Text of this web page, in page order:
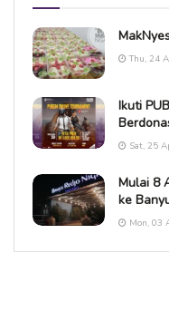
Thu, 24
Ikuti
Sat, 25
Mulai 8
ke
Mon, 03